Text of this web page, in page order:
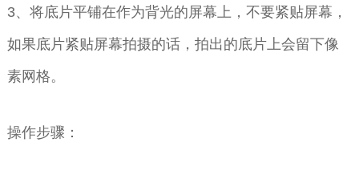
3、将底片平铺在作为背光的屏幕上，不要紧贴屏幕，
如果底片紧贴屏幕拍摄的话，拍出的底片上会留下像
素网格。
操作步骤：